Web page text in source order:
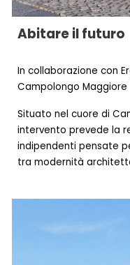
Abitare il futuro
In collaborazione con
Campolongo Maggiore
Situato nel cuore di
intervento prevede la
indipendenti pensate
tra modernità